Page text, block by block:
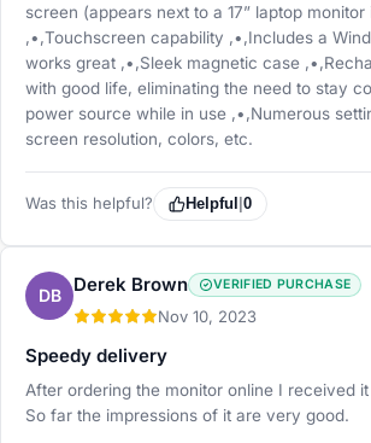
screen (appears next to a 17” laptop
,•,Touchscreen capability ,•,Includes a
works great ,•,Sleek magnetic case
with good life, eliminating the need to stay
power source while in use ,•,Numerous
screen resolution, colors, etc.
Was this helpful? Helpful 0
DB Derek Brown VERIFIED PURCHASE
Nov 10, 2023
Speedy delivery
After ordering the monitor online I received
So far the impressions of it are very good.